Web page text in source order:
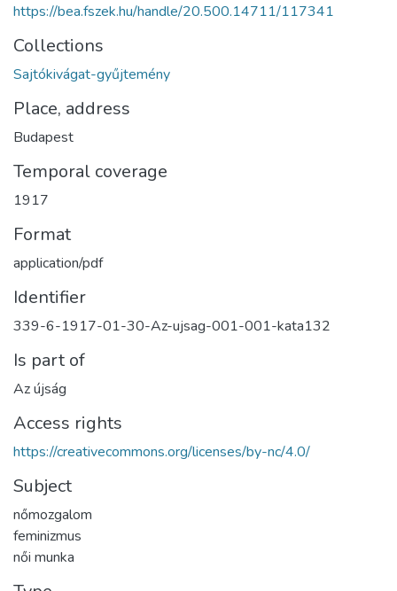
https://bea.fszek.hu/handle/20.500.14711/117341
Collections
Sajtókivágat-gyűjtemény
Place, address
Budapest
Temporal coverage
1917
Format
application/pdf
Identifier
339-6-1917-01-30-Az-ujsag-001-001-kata132
Is part of
Az újság
Access rights
https://creativecommons.org/licenses/by-nc/4.0/
Subject
nőmozgalom
feminizmus
női munka